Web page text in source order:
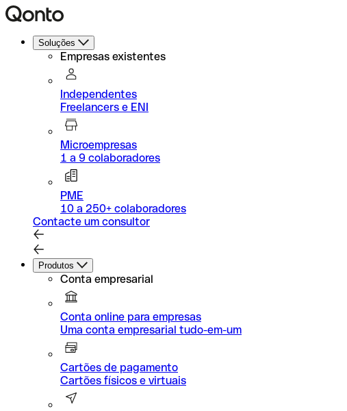
Soluções
Empresas existentes
Independentes
Freelancers e ENI
Microempresas
1 a 9 colaboradores
PME
10 a 250+ colaboradores
Contacte um consultor
Produtos
Conta empresarial
Conta online para empresas
Uma conta empresarial tudo-em-um
Cartões de pagamento
Cartões físicos e virtuais